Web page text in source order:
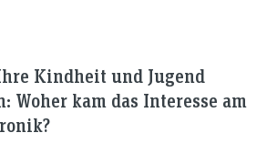
Kindheit und Jugend
Woher kam das Interesse am